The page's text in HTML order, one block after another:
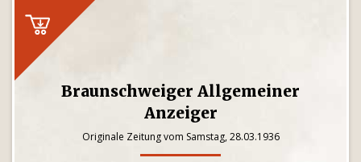
Braunschweiger Allgemeiner
Anzeiger
Originale Zeitung vom Samstag, 28.03.1936